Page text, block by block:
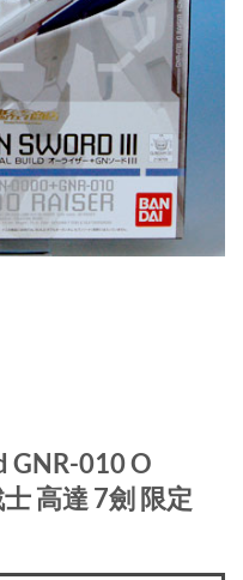
GNR-010 O
高達 7劍 限定